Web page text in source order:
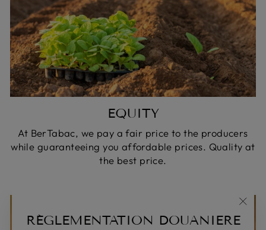
RÉGLEMENTATION DOUANIERE
EQUITY
At BerTabac, we pay a fair price to the producers
while guaranteeing you affordable prices. Quality at
the best price.